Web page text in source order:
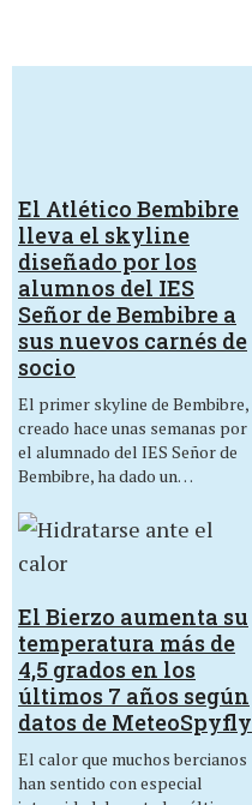
El Atlético Bembibre
lleva el skyline
diseñado por los
alumnos del IES
Señor de Bembibre a
sus nuevos carnés de
socio
El primer skyline de Bembibre,
creado hace unas semanas por
el alumnado del IES Señor de
Bembibre, ha dado un…
El Bierzo aumenta su
temperatura más de
4,5 grados en los
últimos 7 años según
datos de MeteoSpyfly
El calor que muchos bercianos
han sentido con especial